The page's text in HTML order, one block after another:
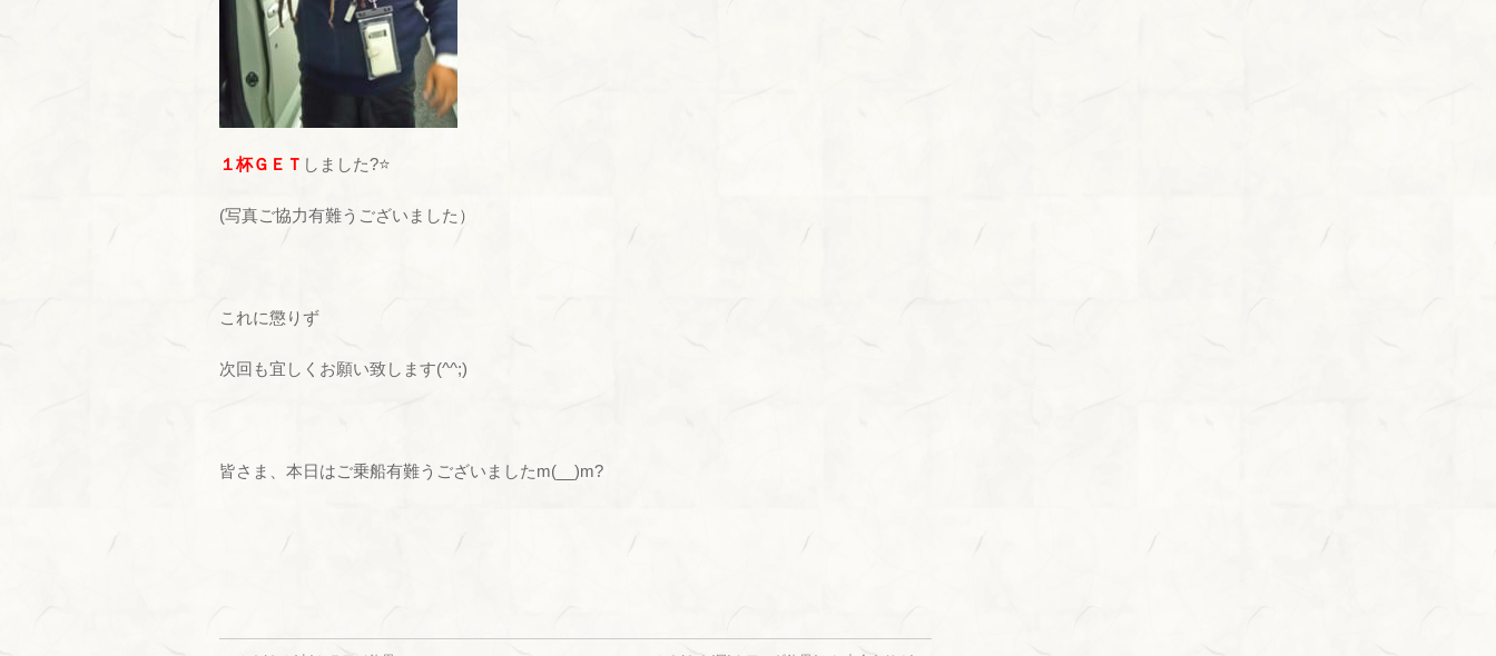
１杯ＧＥＴ しました?⭐
(写真ご協力有難うございました）
これに懲りず
次回も宜しくお願い致します(^^;)
皆さま、本日はご乗船有難うございましたm(__)m?